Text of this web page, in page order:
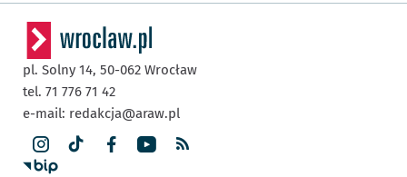
pl. Solny 14, 50-062 Wrocław
tel. 71 776 71 42
e-mail: redakcja@araw.pl